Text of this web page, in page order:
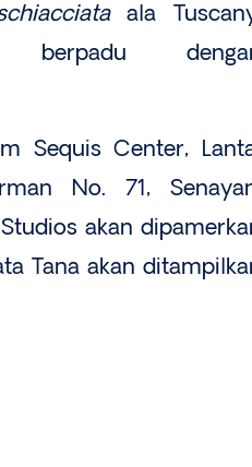
ala
Sequis Center,
No. 71,
akan
Tana akan